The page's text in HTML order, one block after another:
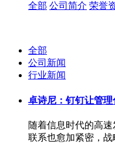
全部 公司简介 荣誉
全部
公司新闻
行业新闻
卓诗尼：钉钉让管
随着信息时代的高
联系也愈加紧密，